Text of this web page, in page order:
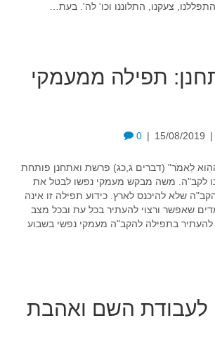
צעקנו, התלוננו וכו' לה'. בעת…
תפילה ממעמקי
|
15/08/2019
|
0
לֵאמֹר" (דברים ג,כג) פרשת ואתחנן פותחת
לקב"ה. משה מבקש מעמקי נפשו לבטל את
שלא להיכנס לארץ. כידוע תפילה זו אינה
שאפשר ורצוי להעתיר בכל עת ובכל מצב
להעתיר בתפילה להקב"ה מעמקי נפשי בשבוע
לעבודת השם ואהבת